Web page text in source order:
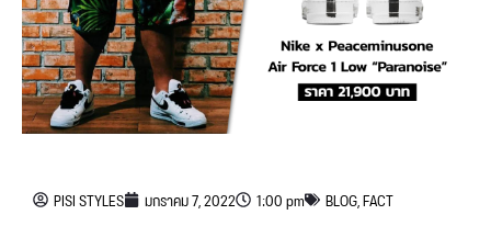
PISI STYLES มกราคม 7, 2022 1:00 pm BLOG FACT